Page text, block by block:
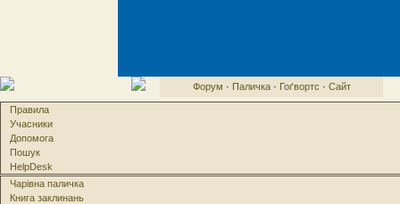
Форум · Паличка· Гоґвортс · Сайт
Правила
Учасники
Допомога
Пошук
HelpDesk
Чарівна паличка
Книга заклинань